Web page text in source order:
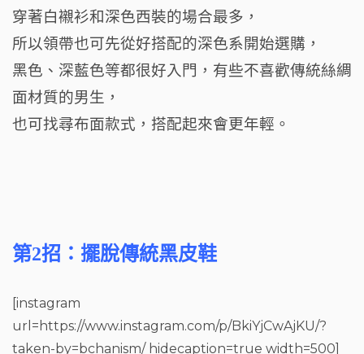
穿著白襯衫和深色西裝的場合最多，
所以領帶也可先從好搭配的深色系開始選購，
黑色、深藍色等都很好入門，有些不喜歡傳統絲綢
面材質的男生，
也可找尋布面款式，搭配起來會更年輕。
第2招：擺脫傳統黑皮鞋
[instagram
url=https://www.instagram.com/p/BkiYjCwAjKU/?
taken-by=bchanism/ hidecaption=true width=500]